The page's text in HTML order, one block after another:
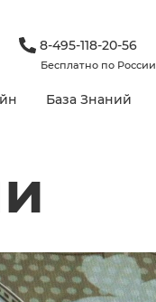
8-495-118-20-56
Бесплатно по России
База Знаний